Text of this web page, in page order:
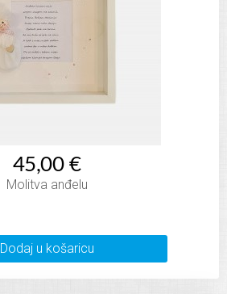
45,00 €
Molitva anđelu
Dodaj u košaricu